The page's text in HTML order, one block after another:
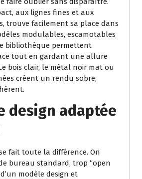
aux lignes fines et aux
trouve facilement sa place dans
modulables, escamotables
bibliothèque permettent
tout en gardant une allure
bois clair, le métal noir mat ou
créent un rendu sobre,
design adaptée
fait toute la différence. On
bureau standard, trop “open
modèle design et